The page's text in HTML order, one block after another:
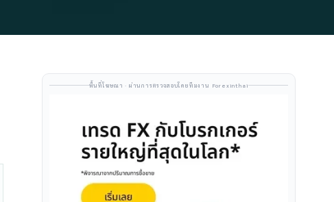
พื้นที่โฆษณา · ผ่านการตรวจสอบโดยทีมงาน Forexinthai